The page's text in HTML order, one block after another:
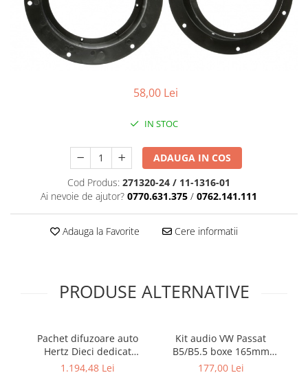
Cupla radio OEM
Inele boxe auto
Rame radio 1DIN
Conectori Difuzoare
Difuzoare-Sisteme / Componente
Insonorizant Auto
Vibro absorbant
Electrice, Electronice Auto
Alarme auto Alarme masina
Detectoare Radar
58,00 Lei
IN STOC
ADAUGA IN COS
Cod Produs: 271320-24 / 11-1316-01
Ai nevoie de ajutor? 0770.631.375 / 0762.141.111
Adauga la Favorite Cere informatii
PRODUSE ALTERNATIVE
Pachet difuzoare auto
Hertz Dieci dedicat
Renault Megane 3 (2008 -
1.194,48 Lei
Kit audio VW Passat
B5/B5.5 boxe 165mm
XT172
177,00 Lei